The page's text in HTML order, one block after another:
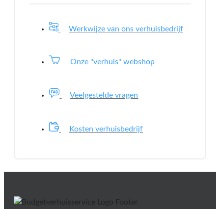
Werkwijze van ons verhuisbedrijf
Onze "verhuis" webshop
Veelgestelde vragen
Kosten verhuisbedrijf